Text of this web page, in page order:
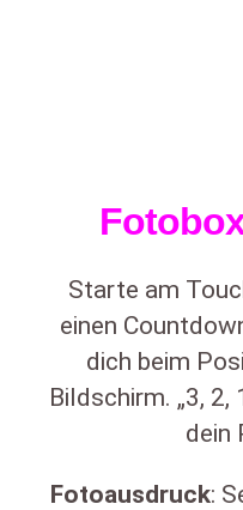
Starte am
einen
dich beim
Bildschirm. „3,
dein
Fotoausdruck: